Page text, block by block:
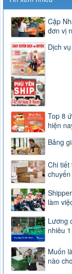
Cập
đơn vị
Dịch
Top 8
hiện
Bảng
Chi tiết
chuyển
làm
Lương
nhiêu
Muốn
nào